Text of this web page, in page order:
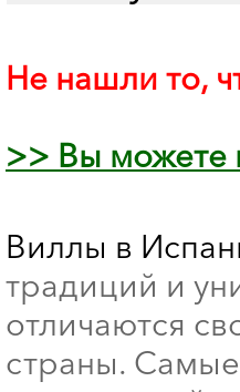
Не нашли то,
>> Вы можете
Виллы в
традиций и
отличаются
страны.